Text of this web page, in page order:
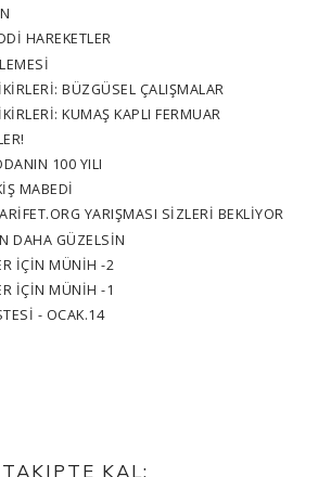
HAREKETLER
BÜZGÜSEL ÇALIŞMALAR
KUMAŞ KAPLI FERMUAR
100 YILI
MABEDİ
YARIŞMASI SİZLERİ BEKLİYOR
DAHA GÜZELSİN
İÇİN MÜNİH -2
İÇİN MÜNİH -1
- OCAK.14
TAKIPTE KAL: